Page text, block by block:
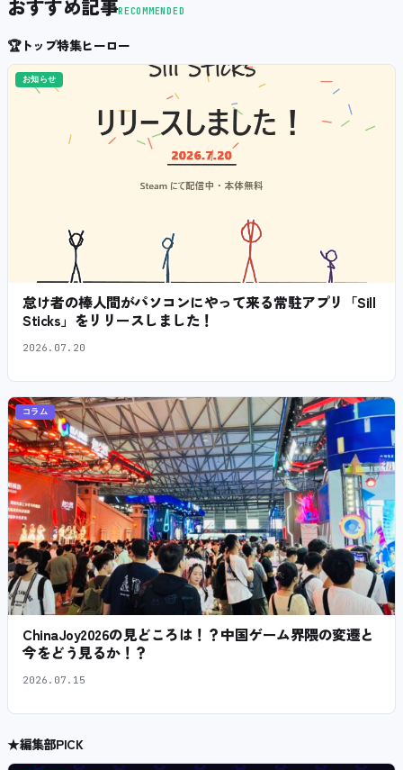
おすすめ記事RECOMMENDED
🏆トップ特集ヒーロー
お知らせ
怠け者の棒人間がパソコンにやって来る常駐アプリ「Sill
Sticks」をリリースしました！
2026.07.20
コラム
ChinaJoy2026の見どころは！？中国ゲーム界隈の変遷と
今をどう見るか！？
2026.07.15
★編集部PICK